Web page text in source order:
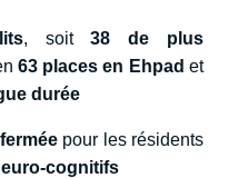
, soit38 de plus
63 places en Ehpad et
durée
pour les résidents
cognitifs